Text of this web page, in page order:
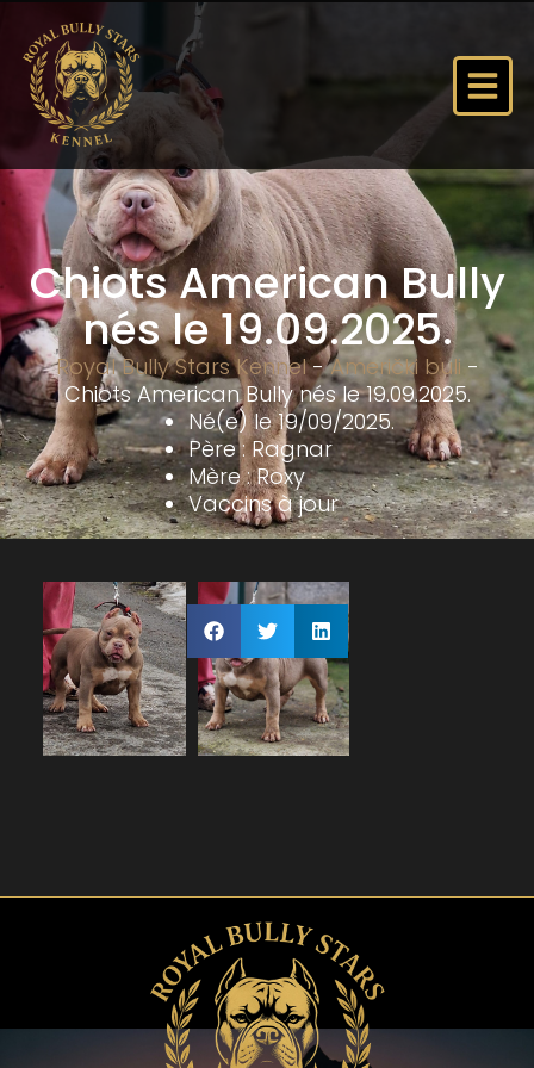
Chiots American Bully
nés le 19.09.2025.
Royal Bully Stars Kennel-Američki buli -
Chiots American Bully nés le 19.09.2025.
Né(e) le 19/09/2025.
Père : Ragnar
Mère : Roxy
Vaccins à jour